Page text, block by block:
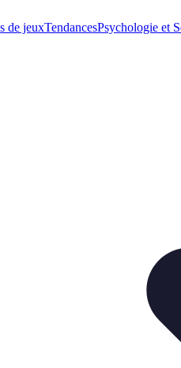
de jeuxTendancesPsychologie et